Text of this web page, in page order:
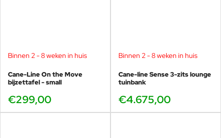
Binnen 2 - 8 weken in huis
Cane-Line On the Move
bijzettafel - small
€299,00
Binnen 2 - 8 weken in huis
Cane-line Sense 3-zits lounge
tuinbank
€4.675,00